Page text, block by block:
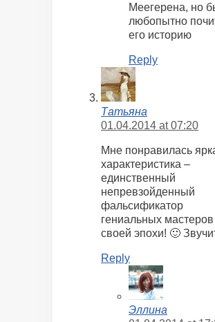
Меегерена, но
любопытно
его историю
Reply
Татьяна
01.04.2014 at 07:20
Мне понравилась
характеристика –
единственный
непревзойденный
фальсификатор
гениальных мастеров
своей эпохи! 🙂
Reply
Эллина